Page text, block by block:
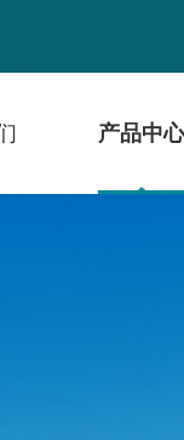
产品中心